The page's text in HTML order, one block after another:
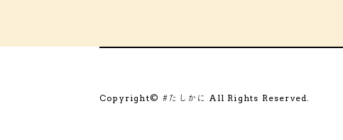
Copyright© #たしかに All Rights Reserved.